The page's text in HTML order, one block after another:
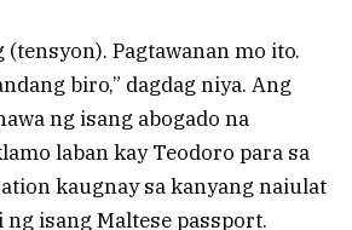
(tensyon). Pagtawanan mo ito.
biro,” dagdag niya. Ang
ng isang abogado na
laban kay Teodoro para sa
kaugnay sa kanyang naiulat
isang Maltese passport.